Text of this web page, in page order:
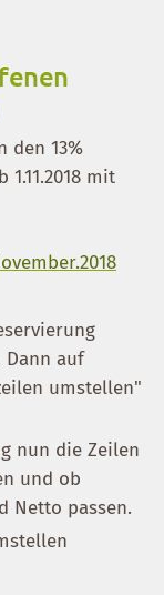
den 13%
mit
auf
umstellen"
nun die Zeilen
und ob
Netto passen.